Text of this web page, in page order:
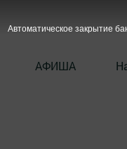
АФИША
Автоматическое закрытие